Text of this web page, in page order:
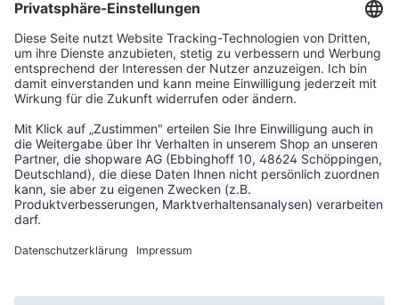
Unternehmen
Aktuelle Themen